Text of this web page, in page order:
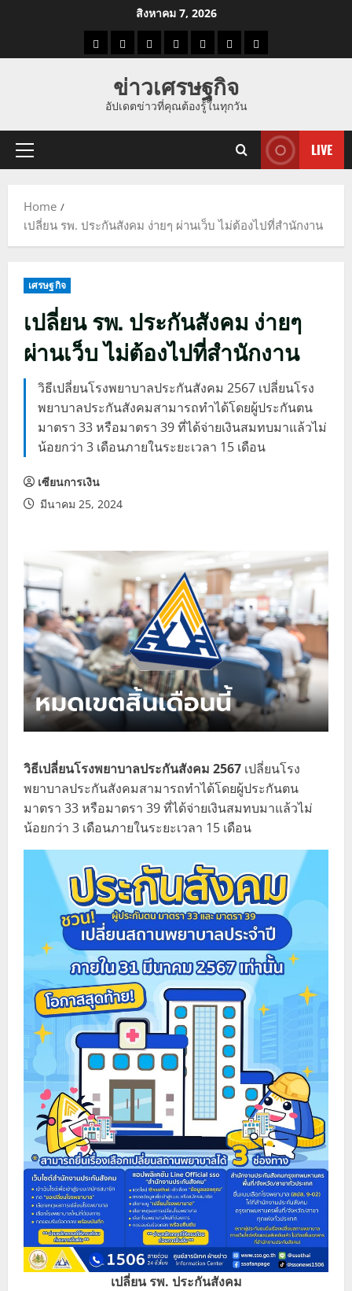
สิงหาคม 7, 2026
ราคาแนว
ราคา
ทอง
ข่าว
นี้
ข่าว
ดูด
ที่
ผู้ชาย
ข่าวเศรษฐกิจ
อัปเดตข่าวที่คุณต้องรู้ในทุกวัน
Primary
LIVE
Home
เปลี่ยน รพ. ประกันสังคม ง่ายๆ ผ่านเว็บ ไม่ต้องไปที่สำนักงาน
เศรษฐกิจ
เปลี่ยน รพ. ประกันสังคม ง่ายๆ
ผ่านเว็บ ไม่ต้องไปที่สำนักงาน
วิธีเปลี่ยนโรงพยาบาลประกันสังคม 2567 เปลี่ยนโรง
พยาบาลประกันสังคมสามารถทำได้โดยผู้ประกันตน
มาตรา 33 หรือมาตรา 39 ที่ได้จ่ายเงินสมทบมาแล้วไม่
น้อยกว่า 3 เดือนภายในระยะเวลา 15 เดือน
เซียนการเงิน
มีนาคม 25, 2024
วิธีเปลี่ยนโรงพยาบาลประกันสังคม 2567 เปลี่ยนโรง
พยาบาลประกันสังคมสามารถทำได้โดยผู้ประกันตน
มาตรา 33 หรือมาตรา 39 ที่ได้จ่ายเงินสมทบมาแล้วไม่
น้อยกว่า 3 เดือนภายในระยะเวลา 15 เดือน
เปลี่ยน รพ. ประกันสังคม